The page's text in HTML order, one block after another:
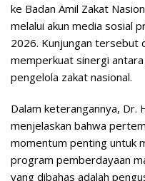
ke Badan Amil Zakat
melalui akun media sosial
2026. Kunjungan tersebut
memperkuat sinergi
pengelola zakat nasional.
Dalam keterangannya, Dr.
menjelaskan bahwa
momentum penting untuk
program pemberdayaan
yang dibahas adalah